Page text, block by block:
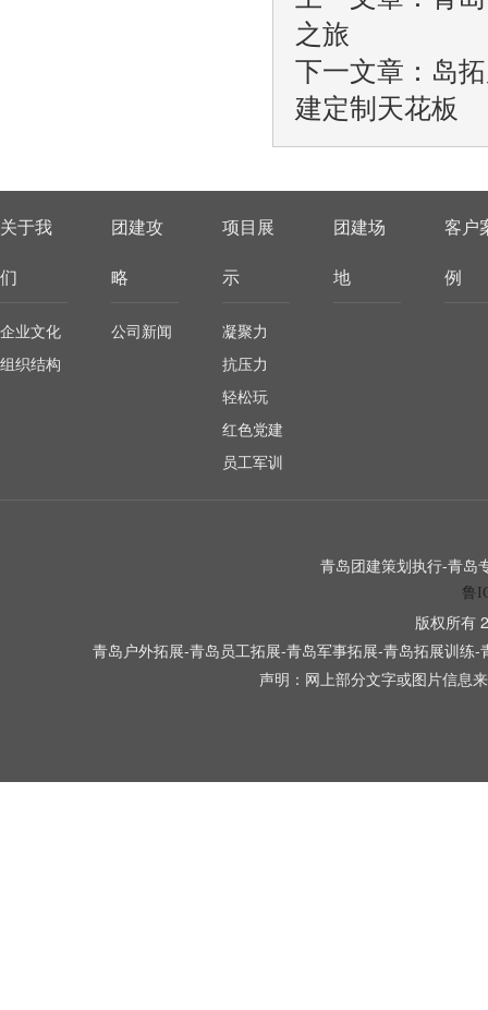
之旅
下一文章： 岛
建定制天花板
关于我
们
企业文化
组织结构
团建攻
略
公司新闻
项目展
示
凝聚力
抗压力
轻松玩
红色党建
员工军训
团建场
地
客户
例
青岛团建策划执行-青岛
鲁
版权所有
青岛户外拓展-青岛员工拓展-青岛军事拓展-青岛拓展训练
声明：网上部分文字或图片信息